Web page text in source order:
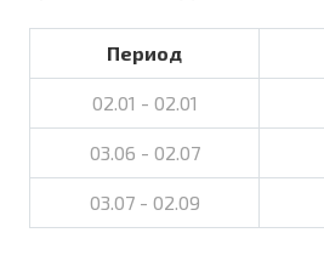
Период
02.01 - 02.01
03.06 - 02.07
03.07 - 02.09